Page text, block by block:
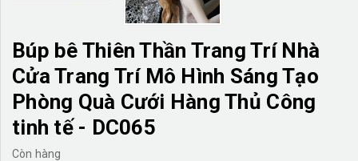
Búp bê Thiên Thần Trang Trí Nhà
Cửa Trang Trí Mô Hình Sáng Tạo
Phòng Quà Cưới Hàng Thủ Công
tinh tế - DC065
Còn hàng